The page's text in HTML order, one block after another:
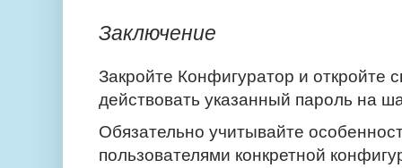
Заключение
Закройте Конфигуратор и откройте
действовать указанный пароль на
Обязательно учитывайте
пользователями конкретной